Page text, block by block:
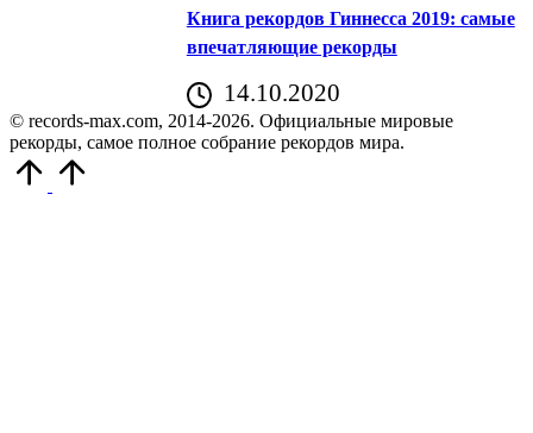
Книга рекордов Гиннесса 2019: самые
впечатляющие рекорды
14.10.2020
© records-max.com, 2014-2026. Официальные мировые
рекорды, самое полное собрание рекордов мира.